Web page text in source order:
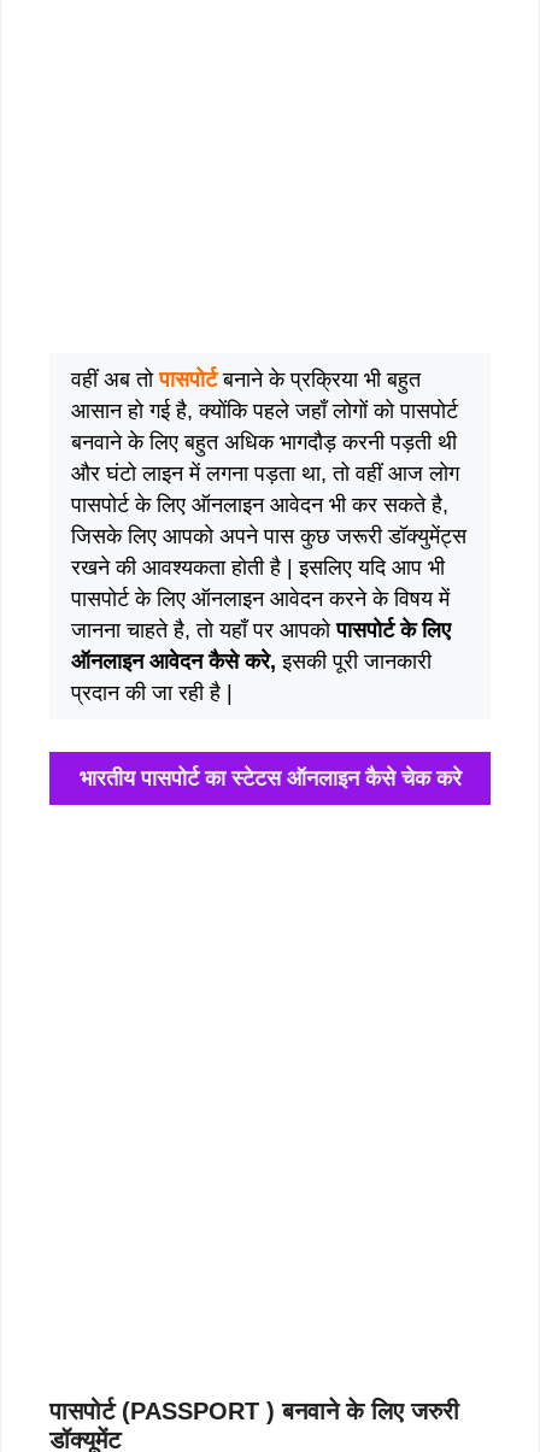
वहीं अब तोपासपोर्टबनाने के प्रक्रिया भी बहुत
आसान हो गई है, क्योंकि पहले जहाँ लोगों को पासपोर्ट
बनवाने के लिए बहुत अधिक भागदौड़ करनी पड़ती थी
और घंटो लाइन में लगना पड़ता था, तो वहीं आज लोग
पासपोर्ट के लिए ऑनलाइन आवेदन भी कर सकते है,
जिसके लिए आपको अपने पास कुछ जरूरी डॉक्युमेंट्स
रखने की आवश्यकता होती है | इसलिए यदि आप भी
पासपोर्ट के लिए ऑनलाइन आवेदन करने के विषय में
जानना चाहते है, तो यहाँ पर आपकोपासपोर्ट के लिए
ऑनलाइन आवेदन कैसे करे, इसकी पूरी जानकारी
प्रदान की जा रही है |
भारतीय पासपोर्ट का स्टेटस ऑनलाइन कैसे चेक करे
पासपोर्ट (PASSPORT ) बनवाने के लिए जरुरी
डॉक्यूमेंट